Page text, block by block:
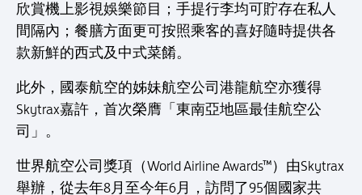
欣賞機上影視娛樂節目；手提行李均可貯存在私人
間隔內；餐膳方面更可按照乘客的喜好隨時提供各
款新鮮的西式及中式菜餚。
此外，國泰航空的姊妹航空公司港龍航空亦獲得
Skytrax嘉許，首次榮膺「東南亞地區最佳航空公
司」。
世界航空公司獎項（World Airline Awards™）由Skytrax
舉辦，從去年8月至今年6月，訪問了95個國家共